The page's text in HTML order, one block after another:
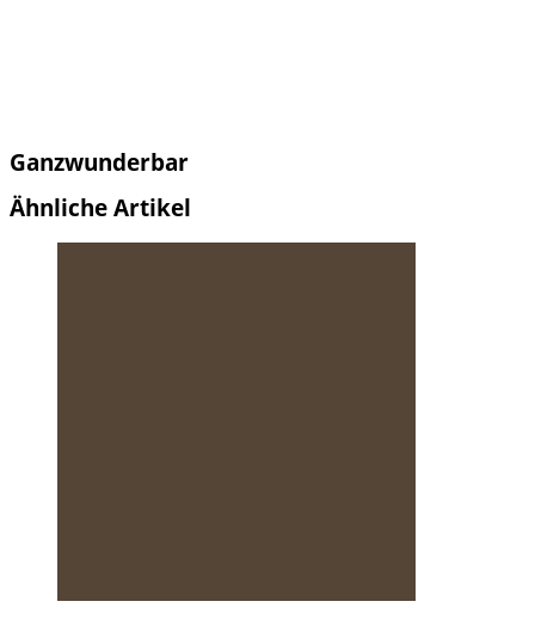
Ganzwunderbar
Ähnliche Artikel